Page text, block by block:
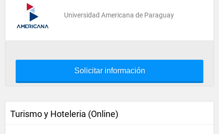
Universidad Americana de Paraguay
Solicitar información
Turismo y Hoteleria (Online)